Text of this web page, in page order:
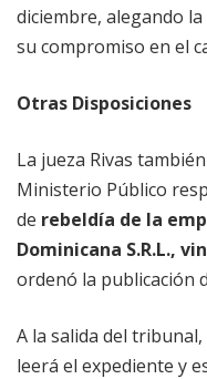
diciembre, alegando
su compromiso en el
Otras Disposiciones
La jueza Rivas
Ministerio Público
de rebeldía de la
Dominicana S.R.L.,
ordenó la publicación
A la salida del
leerá el expediente y